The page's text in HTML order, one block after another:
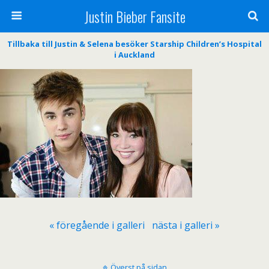
Justin Bieber Fansite
Tillbaka till Justin & Selena besöker Starship Children’s Hospital
i Auckland
« föregående i galleri nästa i galleri »